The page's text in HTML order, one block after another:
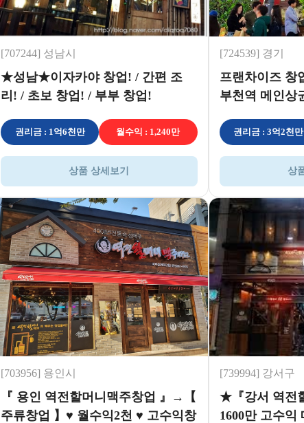
[707244] 성남시
★성남★이자카야 창업! / 간편 조
리! / 초보 창업! / 부부 창업!
권리금 : 1억6천만 월수익 : 1,240만
상품 상세보기
[724539] 경기
프랜차이즈
부천역 메인상
권리금 : 3억2천만
상
[703956] 용인시
『 용인 역전할머니맥주창업 』→【
주류창업 】♥ 월수익2천 ♥ 고수익창
[739994] 강서구
★『강서 역전
1600만 고수